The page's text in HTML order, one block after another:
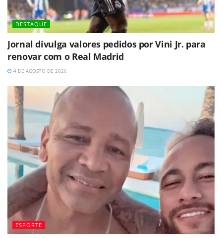
DESTAQUE
Jornal divulga valores pedidos por Vini Jr. para
renovar com o Real Madrid
4 DE AGOSTO DE 2026
ESPORTE